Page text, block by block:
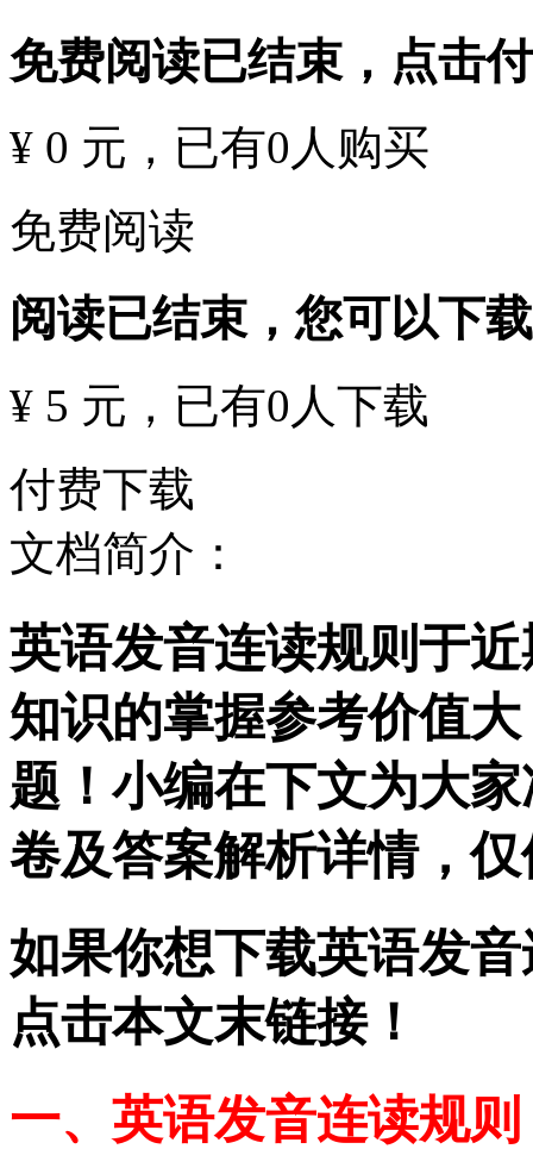
免费阅读已结束，点击
¥ 0 元 ，已有0 人购买
免费阅读
阅读已结束，您可以下
¥ 5 元 ，已有0 人下载
付费下载
文档简介：
英语发音连读规则于
知识的掌握参考价值
题！小编在下文为大
卷及答案解析详情，
如果你想下载英语发
点击本文末链接！
一、英语发音连读规则